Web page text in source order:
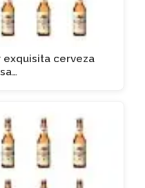
exquisita cerveza